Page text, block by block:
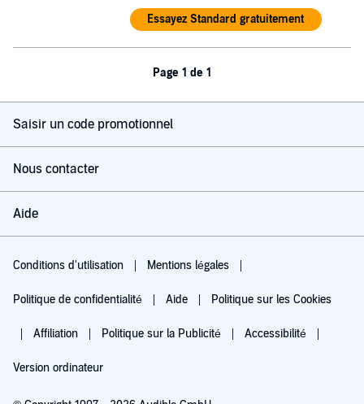
Essayez Standard gratuitement
Page 1 de 1
Saisir un code promotionnel
Nous contacter
Aide
Conditions d'utilisation Mentions légales
Politique de confidentialité Aide Politique sur les Cookies
Affiliation Politique sur la Publicité Accessibilité
Version ordinateur